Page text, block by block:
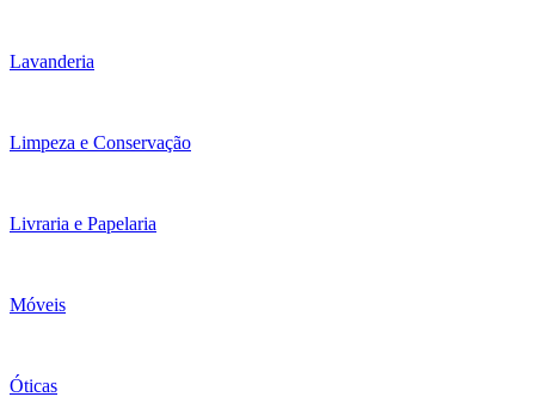
Lavanderia
Limpeza e Conservação
Livraria e Papelaria
Móveis
Óticas